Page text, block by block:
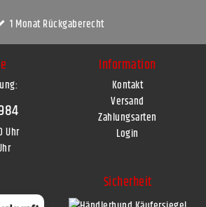
1 Monat Rückgaberecht
Uhr
Information
Kontakt
Versand
Zahlungsarten
Login
Sicherheit